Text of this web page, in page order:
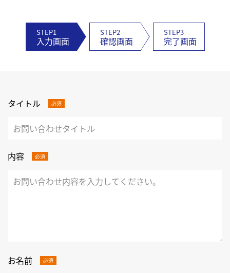
STEP1
入力画面
STEP2
確認画面
STEP3
完了画面
タイトル 必須
内容 必須
お名前 必須